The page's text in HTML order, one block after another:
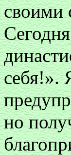
своими
себя!».
но